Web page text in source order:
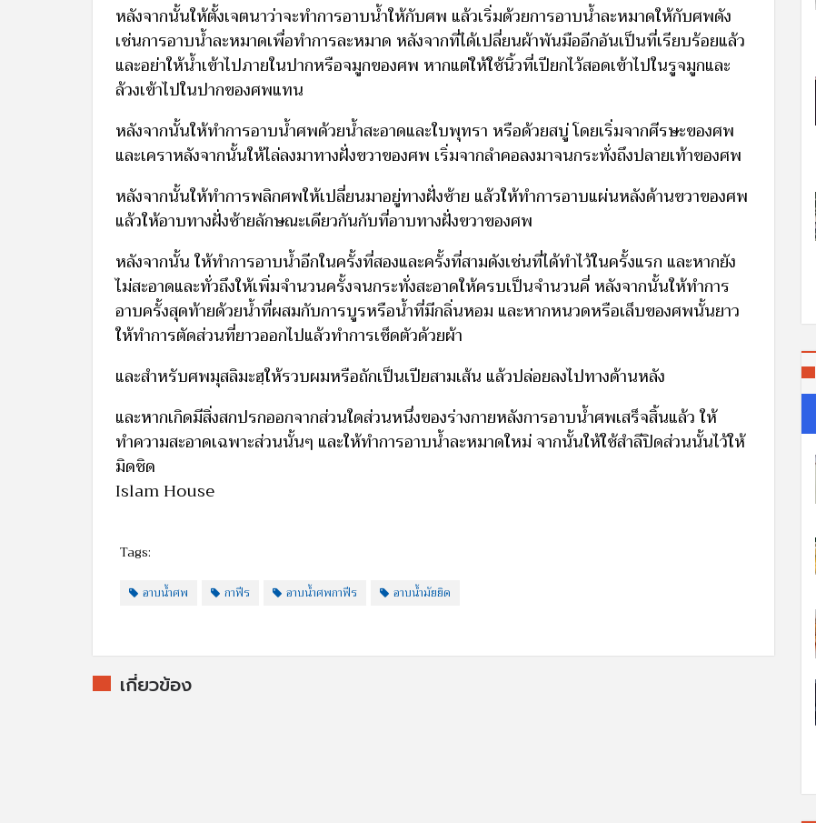
หลังจากนั้นให้ตั้งเจตนาว่าจะทำการอาบน้ำให้กับศพ แล้วเริ่มด้วยการอาบน้ำละหมาดให้กับศพดัง
เช่นการอาบน้ำละหมาดเพื่อทำการละหมาด หลังจากที่ได้เปลี่ยนผ้าพันมืออีกอันเป็นที่เรียบร้อยแล้ว
และอย่าให้น้ำเข้าไปภายในปากหรือจมูกของศพ หากแต่ให้ใช้นิ้วที่เปียกไว้สอดเข้าไปในรูจมูกและ
ล้วงเข้าไปในปากของศพแทน
หลังจากนั้นให้ทำการอาบน้ำศพด้วยน้ำสะอาดและใบพุทรา หรือด้วยสบู่ โดยเริ่มจากศีรษะของศพ
และเคราหลังจากนั้นให้ไล่ลงมาทางฝั่งขวาของศพ เริ่มจากลำคอลงมาจนกระทั่งถึงปลายเท้าของศพ
หลังจากนั้นให้ทำการพลิกศพให้เปลี่ยนมาอยู่ทางฝั่งซ้าย แล้วให้ทำการอาบแผ่นหลังด้านขวาของศพ
แล้วให้อาบทางฝั่งซ้ายลักษณะเดียวกันกับที่อาบทางฝั่งขวาของศพ
หลังจากนั้น ให้ทำการอาบน้ำอีกในครั้งที่สองและครั้งที่สามดังเช่นที่ได้ทำไว้ในครั้งแรก และหากยัง
ไม่สะอาดและทั่วถึงให้เพิ่มจำนวนครั้งจนกระทั่งสะอาดให้ครบเป็นจำนวนคี่ หลังจากนั้นให้ทำการ
อาบครั้งสุดท้ายด้วยน้ำที่ผสมกับการบูรหรือน้ำที่มีกลิ่นหอม และหากหนวดหรือเล็บของศพนั้นยาว
ให้ทำการตัดส่วนที่ยาวออกไปแล้วทำการเช็ดตัวด้วยผ้า
และสำหรับศพมุสลิมะฮฺให้รวบผมหรือถักเป็นเปียสามเส้น แล้วปล่อยลงไปทางด้านหลัง
และหากเกิดมีสิ่งสกปรกออกจากส่วนใดส่วนหนึ่งของร่างกายหลังการอาบน้ำศพเสร็จสิ้นแล้ว ให้
ทำความสะอาดเฉพาะส่วนนั้นๆ และให้ทำการอาบน้ำละหมาดใหม่ จากนั้นให้ใช้สำลีปิดส่วนนั้นไว้ให้
มิดชิด
Islam House
Tags:
อาบน้ำศพ กาฟีร อาบน้ำศพกาฟีร อาบน้ำมัยยิด
เกี่ยวข้อง